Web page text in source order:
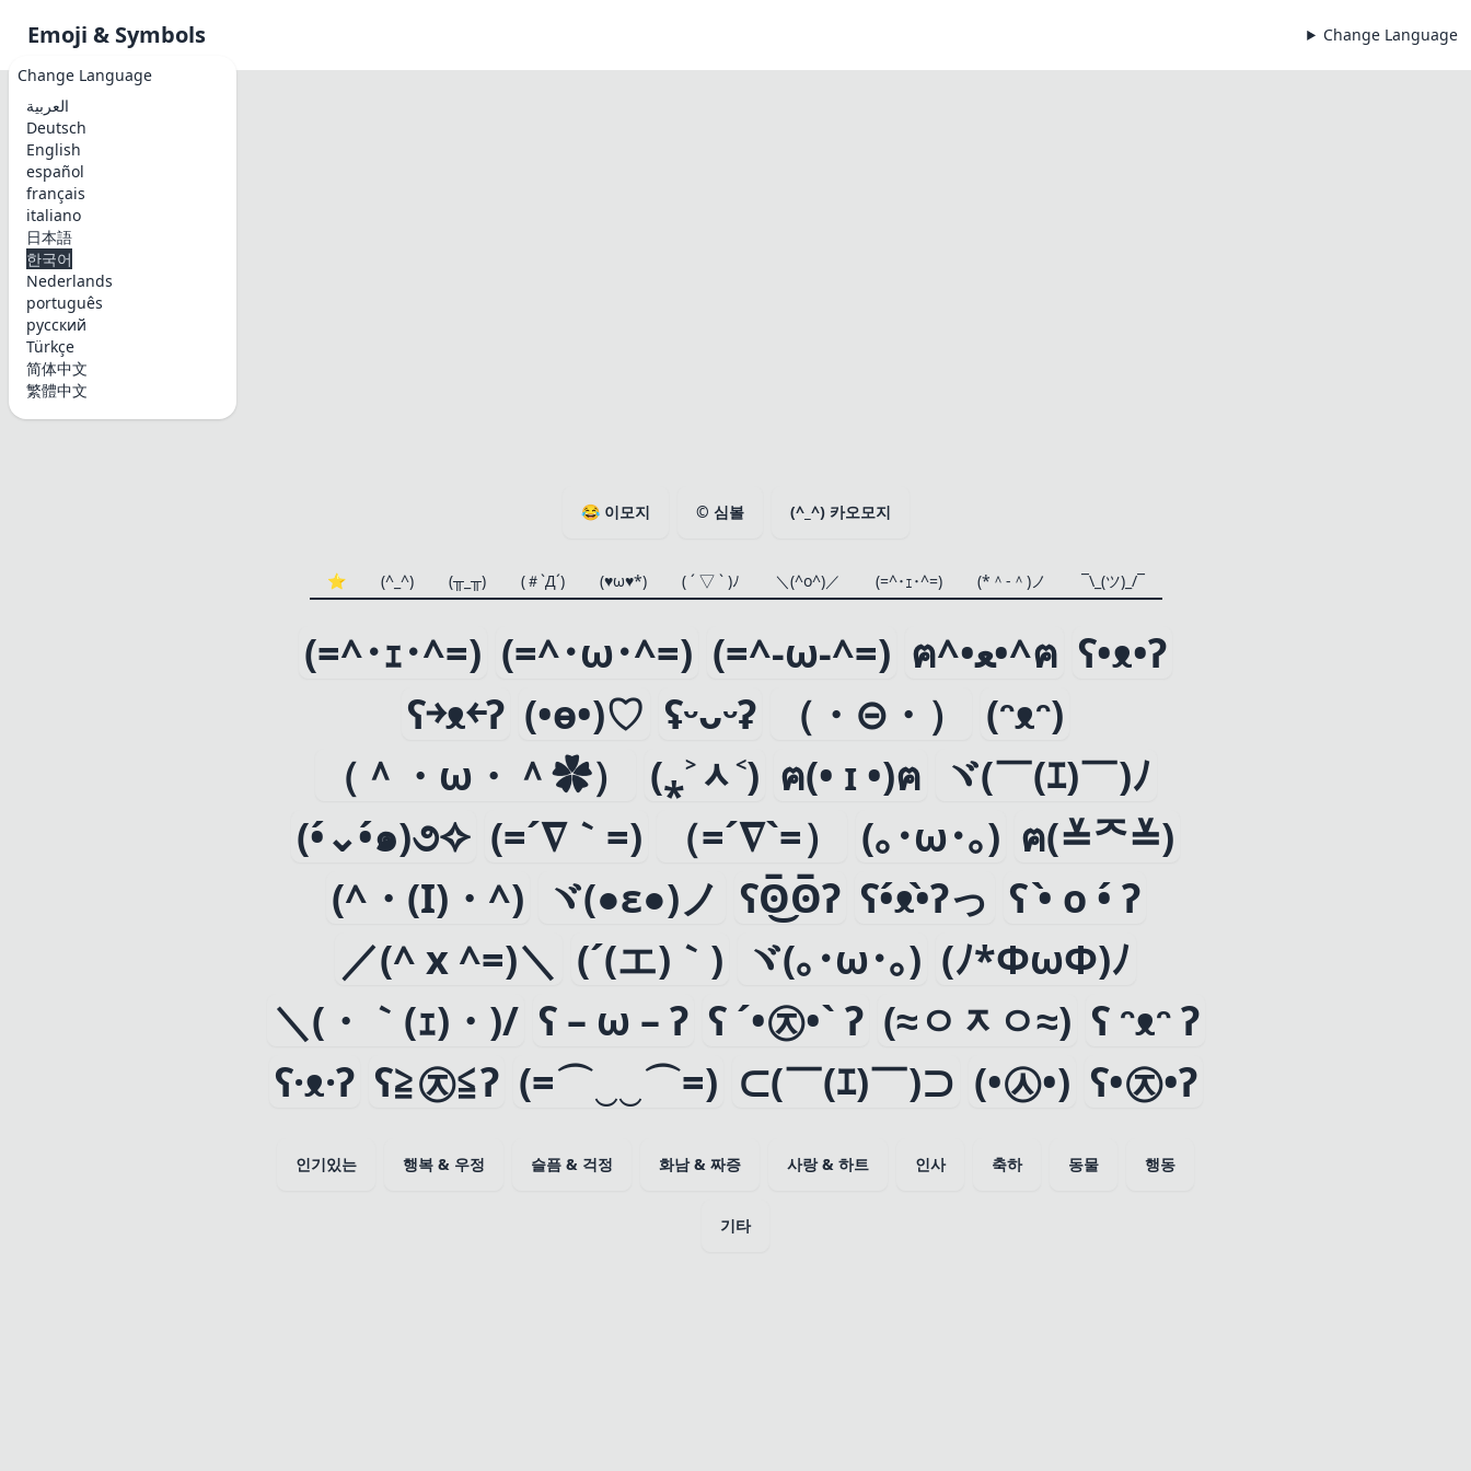
Change Language
العربية
Deutsch
English
español
français
italiano
日本語
한국어
Nederlands
português
русский
Türkçe
简体中文
繁體中文
Emoji & Symbols Change Language
😂 이모지 © 심볼 (^_^) 카오모지
⭐️ (^_^) (╥_╥) (＃`Д´) (♥ω♥*) ( ´ ▽ ` )ﾉ ＼(^o^)／ (=^･ｪ･^=) (*＾-＾)ノ ¯\_(ツ)_/¯
(=^･ｪ･^=) (=^･ω･^=) (=^-ω-^=) ฅ^•ﻌ•^ฅ ʕ•ᴥ•ʔ
ʕ￫ᴥ￩ʔ (•ө•)♡ ʢᵕᴗᵕʡ （・⊝・）
(ᵔᴥᵔ)
（＾・ω・＾✿）
(⁎˃ᆺ˂) ฅ(• ɪ •)ฅ ヾ(￣(ｴ)￣)ﾉ
(•́⌄•́๑)૭✧ (=´∇｀=) （=´∇`=） (｡･ω･｡) ฅ(≚ᄌ≚)
(^・(I)・^) ヾ(●ε●)ノ ʕʘ̅͜ʘ̅ʔ ʕ•́ᴥ•̀ʔっ ʕ •̀ o •́ ʔ
／(^ x ^=)＼ (´(エ)｀) ヾ(｡･ω･｡) (ﾉ*ФωФ)ﾉ
＼(・｀(ｪ)・)/ ʕ – ω – ʔ ʕ ´•㉨•` ʔ (≈ㅇᆽㅇ≈) ʕ ᵔᴥᵔ ʔ
ʕ·ᴥ·ʔ ʕ≧㉨≦ʔ (=⌒‿‿⌒=) ⊂(￣(ｴ)￣)⊃ (•㉦•) ʕ•㉨•ʔ
인기있는 행복 & 우정 슬픔 & 걱정 화남 & 짜증 사랑 & 하트 인사 축하 동물 행동
기타